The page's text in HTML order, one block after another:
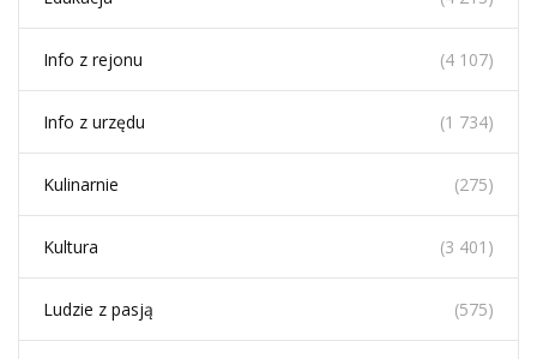
Info z rejonu (4 107)
Info z urzędu (1 734)
Kulinarnie (275)
Kultura (3 401)
Ludzie z pasją (575)